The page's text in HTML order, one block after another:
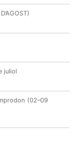
juliol
(02–09